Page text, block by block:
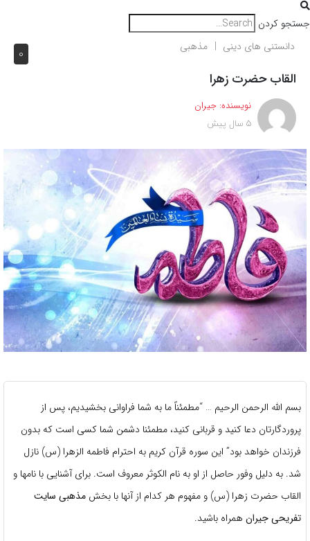
جستجو کردن
0 دانستنی های دینی مذهبی
القاب حضرت زهرا
نویسنده: جیران
5 سال پیش
بسم الله الرحمن الرحیم … “مطمئناً ما به شما فراوانی بخشیدیم، پس از
پروردگارتان دعا کنید و قربانی کنید، مطمئنا دشمن شما کسی است که بدون
فرزندان خواهد بود” این سوره قرآن کریم به احترام فاطمه الزهرا (س) نازل
شد. به دلیل وفور حاصل از او به نام الكوثر معروف است. برای آشنایی با نامها و
القاب حضرت زهرا (س) و مفهوم هر کدام از آنها با بخش مذهبی سایت
تفریحی جیران همراه باشید.